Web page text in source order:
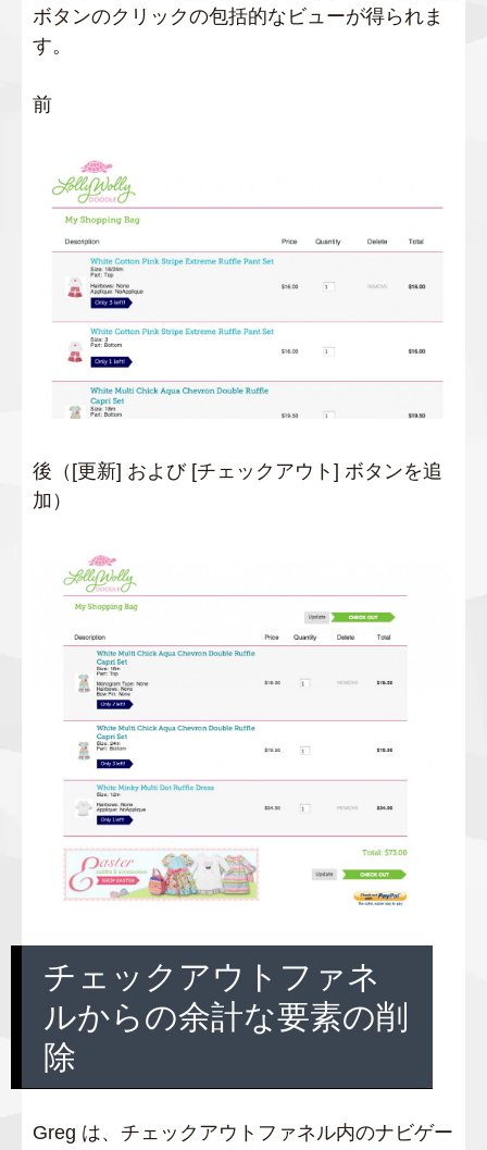
ボタンのクリックの包括的なビューが得られま
す。
前
後（[更新] および [チェックアウト] ボタンを追
加）
チェックアウトファネ
ルからの余計な要素の削
除
Greg は、チェックアウトファネル内のナビゲー